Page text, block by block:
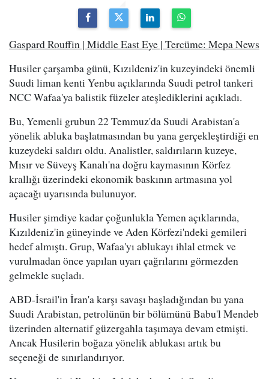
Gaspard Rouffin | Middle East Eye | Tercüme: Mepa News
Husiler çarşamba günü, Kızıldeniz'in kuzeyindeki önemli
Suudi liman kenti Yenbu açıklarında Suudi petrol tankeri
NCC Wafaa'ya balistik füzeler ateşlediklerini açıkladı.
Bu, Yemenli grubun 22 Temmuz'da Suudi Arabistan'a
yönelik abluka başlatmasından bu yana gerçekleştirdiği en
kuzeydeki saldırı oldu. Analistler, saldırıların kuzeye,
Mısır ve Süveyş Kanalı'na doğru kaymasının Körfez
krallığı üzerindeki ekonomik baskının artmasına yol
açacağı uyarısında bulunuyor.
Husiler şimdiye kadar çoğunlukla Yemen açıklarında,
Kızıldeniz'in güneyinde ve Aden Körfezi'ndeki gemileri
hedef almıştı. Grup, Wafaa'yı ablukayı ihlal etmek ve
vurulmadan önce yapılan uyarı çağrılarını görmezden
gelmekle suçladı.
ABD-İsrail'in İran'a karşı savaşı başladığından bu yana
Suudi Arabistan, petrolünün bir bölümünü Babu'l Mendeb
üzerinden alternatif güzergahla taşımaya devam etmişti.
Ancak Husilerin boğaza yönelik ablukası artık bu
seçeneği de sınırlandırıyor.